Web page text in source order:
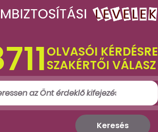
OLVASÓI KÉRDÉSRE
SZAKÉRTŐI VÁLASZ